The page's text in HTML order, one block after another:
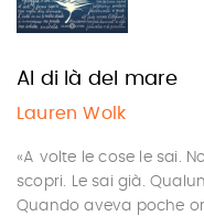
Al di là del mare
Lauren Wolk
«A volte le cose le sai.
scopri. Le sai già.
Quando aveva poche